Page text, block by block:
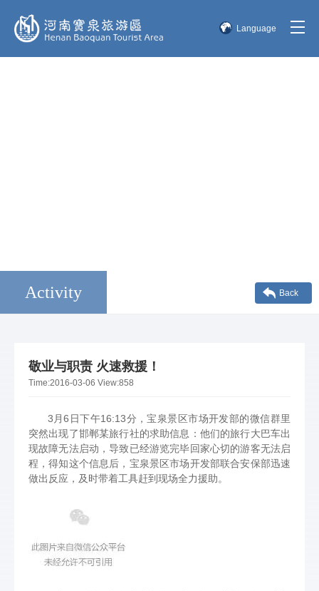
Language
Activity Back
敬业与职责 火速救援！
Time:2016-03-06 View:858
3月6日下午16:13分，宝泉景区市场开发部的微信群里
突然出现了邯郸某旅行社的求助信息：他们的旅行大巴车出
现故障无法启动，导致已经游览完毕回家心切的游客无法启
程，得知这个信息后，宝泉景区市场开发部联合安保部迅速
做出反应，及时带着工具赶到现场全力援助。